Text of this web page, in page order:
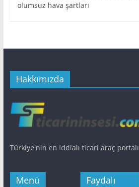
olumsuz hava şartları
Hakkımızda
Türkiye'nin en iddialı ticari araç portalı
Menü
Faydalı